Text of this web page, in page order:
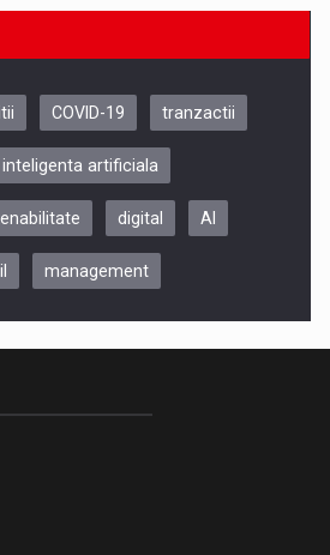
CLUJ, 9 Decembrie
COVID-19 tranzactii
inteligenta artificiala
digital AI
management